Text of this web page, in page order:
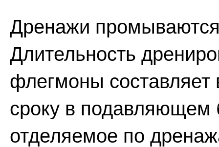
Дренажи
Длительность
флегмоны составляет
сроку в подавляющем
отделяемое по